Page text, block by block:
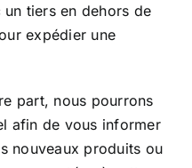
tiers en dehors de
expédier une
part, nous pourrons
afin de vous informer
nouveaux produits ou